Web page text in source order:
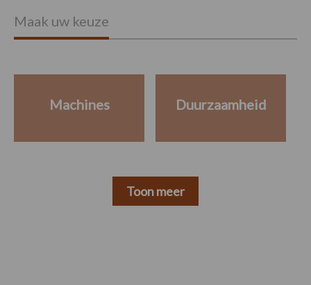
Maak uw keuze
Machines Duurzaamheid
Toon meer